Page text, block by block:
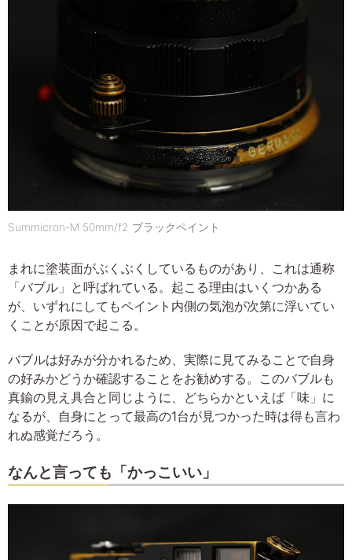
Summicron-M 50mm/f2 ブラックペイント
まれに塗装面がぶくぶくしているものがあり、これは通称
「バブル」と呼ばれている。起こる理由はいくつかある
が、いずれにしてもペイント内側の気泡が次第に浮いてい
くことが原因で起こる。
バブルは好みが分かれるため、実際に見てみることで自身
の好みかどうか確認することをお勧めする。このバブルも
真鍮の見え具合と同じように、どちらかといえば「味」に
なるが、自身にとって最高の1台が見つかった時は得も言わ
れぬ感覚だろう。
なんと言っても「かっこいい」